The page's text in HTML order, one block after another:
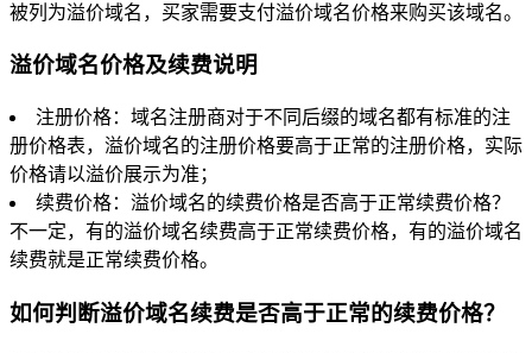
被列为溢价域名，买家需要支付溢价域名价格来购买该域名。
溢价域名价格及续费说明
注册价格：域名注册商对于不同后缀的域名都有标准的注
册价格表，溢价域名的注册价格要高于正常的注册价格，实际
价格请以溢价展示为准；
续费价格：溢价域名的续费价格是否高于正常续费价格？
不一定，有的溢价域名续费高于正常续费价格，有的溢价域名
续费就是正常续费价格。
如何判断溢价域名续费是否高于正常的续费价格？